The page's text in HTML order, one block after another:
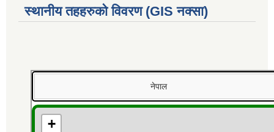
स्थानीय तहहरुको विवरण (GIS नक्सा)